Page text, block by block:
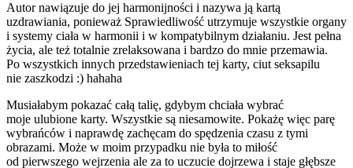
Autor nawiązuje do jej harmonijności i nazywa ją kartą
uzdrawiania, ponieważ Sprawiedliwość utrzymuje wszystkie organy
i systemy ciała w harmonii i w kompatybilnym działaniu. Jest pełna
życia, ale też totalnie zrelaksowana i bardzo do mnie przemawia.
Po wszystkich innych przedstawieniach tej karty, ciut seksapilu
nie zaszkodzi :) hahaha
Musiałabym pokazać całą talię, gdybym chciała wybrać
moje ulubione karty. Wszystkie są niesamowite. Pokażę więc parę
wybrańców i naprawdę zachęcam do spędzenia czasu z tymi
obrazami. Może w moim przypadku nie była to miłość
od pierwszego wejrzenia ale za to uczucie dojrzewa i staje głębsze